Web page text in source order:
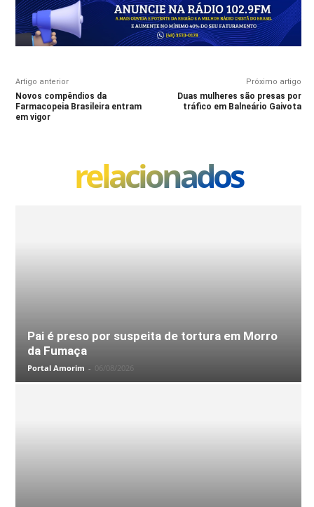
Artigo anterior
Novos compêndios da
Farmacopeia Brasileira entram
em vigor
Próximo artigo
Duas mulheres são presas por
tráfico em Balneário Gaivota
relacionados
Pai é preso por suspeita de tortura em Morro
da Fumaça
Portal Amorim - 06/08/2026